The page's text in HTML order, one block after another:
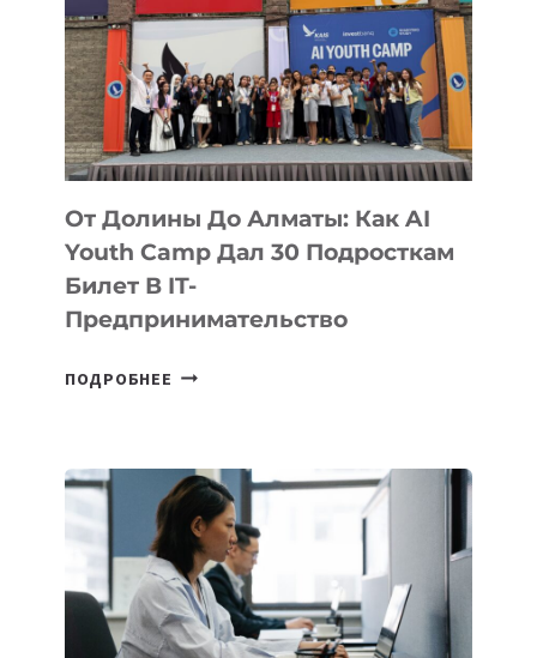
РАЗВИВАЮТ
ТЕХНОЛОГИЧЕСКОЕ
ОБРАЗОВАНИЕ
ТАДЖИКИСТАНА
От Долины До Алматы: Как AI
Youth Camp Дал 30 Подросткам
Билет В IT-
Предпринимательство
ПОДРОБНЕЕ ОТ
КАК
YOUTH
CAMP
ДАЛ
30